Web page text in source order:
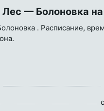
— Болоновка
. Расписание,